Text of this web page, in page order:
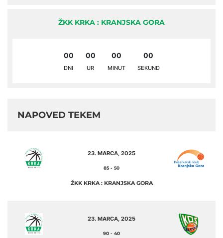
ŽKK KRKA : KRANJSKA GORA
00
DNI
00
UR
00
MINUT
00
SEKUND
NAPOVED TEKEM
23. MARCA, 2025
85 - 50
ŽKK KRKA : KRANJSKA GORA
23. MARCA, 2025
90 - 40